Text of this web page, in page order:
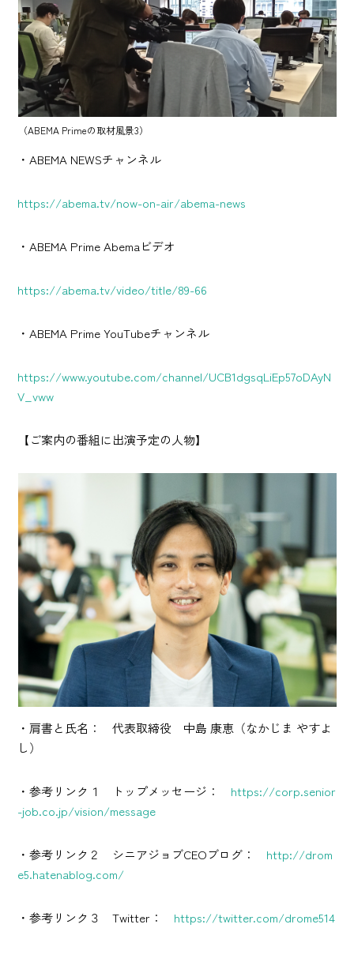
（ABEMA Primeの取材風景3）
・ABEMA NEWSチャンネル
https://abema.tv/now-on-air/abema-news
・ABEMA Prime Abemaビデオ
https://abema.tv/video/title/89-66
・ABEMA Prime YouTubeチャンネル
https://www.youtube.com/channel/UCB1dgsqLiEp57oDAyN
V_vww
【ご案内の番組に出演予定の人物】
・肩書と氏名： 代表取締役 中島 康恵（なかじま やすよ
し）
・参考リンク１ トップメッセージ： https://corp.senior
-job.co.jp/vision/message
・参考リンク２ シニアジョブCEOブログ： http://drom
e5.hatenablog.com/
・参考リンク３ Twitter： https://twitter.com/drome514